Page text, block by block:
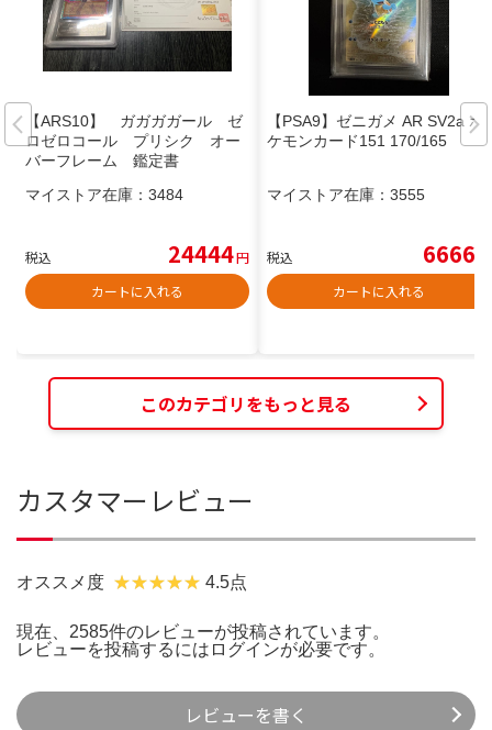
【ARS10】 ガガガガール ゼ
ロゼロコール プリシク オー
バーフレーム 鑑定書
マイストア在庫： 3484
税込 24444円
カートに入れる
【PSA9】ゼニガメ AR SV2a ポ
ケモンカード151 170/165
マイストア在庫： 3555
税込 6666
カートに入れる
このカテゴリをもっと見る
カスタマーレビュー
オススメ度 4.5点
現在、2585件のレビューが投稿されています。
レビューを投稿するには ログインが必要です。
レビューを書く